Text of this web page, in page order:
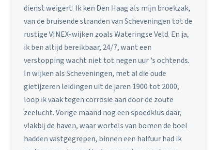
dienst weigert. Ik ken Den Haag als mijn broekzak,
van de bruisende stranden van Scheveningen tot de
rustige VINEX-wijken zoals Wateringse Veld. En ja,
ik ben altijd bereikbaar, 24/7, want een
verstopping wacht niet tot negen uur 's ochtends.
In wijken als Scheveningen, met al die oude
gietijzeren leidingen uit de jaren 1900 tot 2000,
loop ik vaak tegen corrosie aan door de zoute
zeelucht. Vorige maand nog een spoedklus daar,
vlakbij de haven, waar wortels van bomen de boel
hadden vastgegrepen, binnen een halfuur had ik